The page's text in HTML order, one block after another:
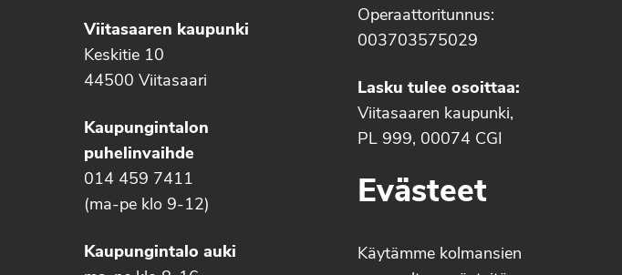
Viitasaaren kaupunki
Keskitie 10
44500 Viitasaari
Kaupungintalon
puhelinvaihde
014 459 7411
(ma-pe klo 9-12)
Kaupungintalo auki
Operaattoritunnus:
003703575029
Lasku tulee osoittaa:
Viitasaaren kaupunki,
PL 999, 00074 CGI
Evästeet
Käytämme kolmansien